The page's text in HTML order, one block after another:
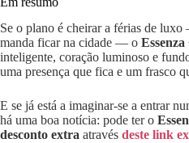
Se o plano é cheirar a férias de
manda ficar na cidade — o
inteligente, coração luminoso e
uma presença que fica e um frasco
E se já está a imaginar-se a entrar
há uma boa notícia: pode ter o
desconto extra através deste link